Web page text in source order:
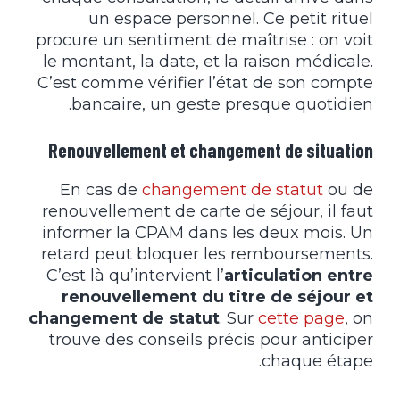
un espace personnel. Ce petit rituel
procure un sentiment de maîtrise : on voit
le montant, la date, et la raison médicale.
C’est comme vérifier l’état de son compte
bancaire, un geste presque quotidien.
Renouvellement et changement de situation
En cas de changement de statut ou de
renouvellement de carte de séjour, il faut
informer la CPAM dans les deux mois. Un
retard peut bloquer les remboursements.
C’est là qu’intervient l’articulation entre
renouvellement du titre de séjour et
changement de statut. Sur cette page, on
trouve des conseils précis pour anticiper
chaque étape.